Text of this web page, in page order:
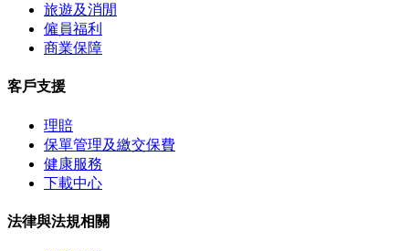
旅遊及消閒
僱員福利
商業保障
客戶支援
理賠
保單管理及繳交保費
健康服務
下載中心
法律與法規相關